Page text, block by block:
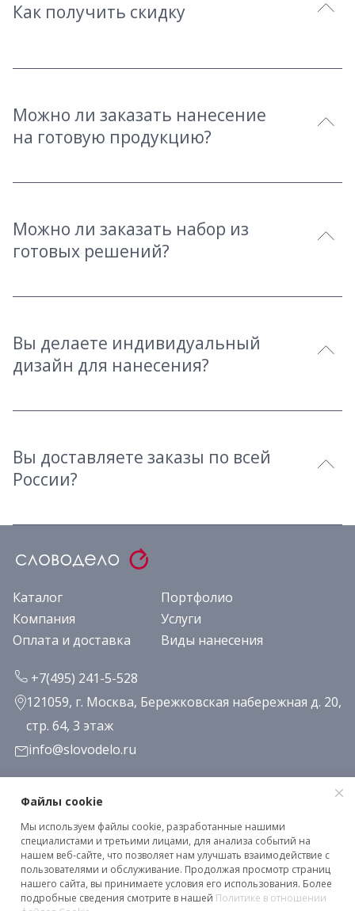
Как получить скидку
Можно ли заказать нанесение
на готовую продукцию?
Можно ли заказать набор из
готовых решений?
Вы делаете индивидуальный
дизайн для нанесения?
Вы доставляете заказы по всей
России?
Каталог
Портфолио
Компания
Услуги
Оплата и доставка
Виды нанесения
+7(495) 241-5-528
121059, г. Москва, Бережковская набережная д. 20,
стр. 64, 3 этаж
info@slovodelo.ru
Заказать звонок
Подписаться на рассылку
Клиентское соглашение
Файлы cookie
Мы используем файлы cookie, разработанные нашими
специалистами и третьими лицами, для анализа событий на
нашем веб-сайте, что позволяет нам улучшать взаимодействие с
пользователями и обслуживание. Продолжая просмотр страниц
нашего сайта, вы принимаете условия его использования. Более
подробные сведения смотрите в нашей Политике в отношении